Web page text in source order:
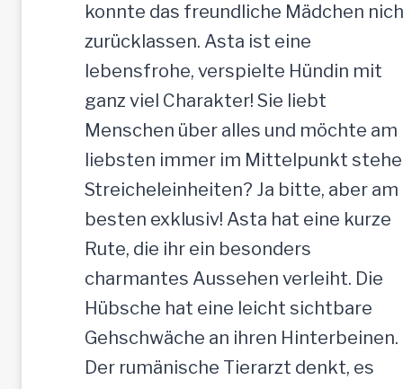
H
ü
n
d
i
n
,
5
2
c
m
konnte das freundliche Mädchen
zurücklassen. Asta ist eine
lebensfrohe, verspielte Hündin mit
ganz viel Charakter! Sie liebt
Menschen über alles und möchte am
liebsten immer im Mittelpunkt
Streicheleinheiten? Ja bitte, aber am
besten exklusiv! Asta hat eine kurze
Rute, die ihr ein besonders
charmantes Aussehen verleiht. Die
Hübsche hat eine leicht sichtbare
Gehschwäche an ihren Hinterbeinen.
Der rumänische Tierarzt denkt, es